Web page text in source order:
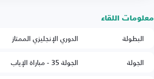
معلومات اللقاء
البطولة
الدوري الإنجليزي الممتاز
الجولة
الجولة 35 - مباراة الإياب